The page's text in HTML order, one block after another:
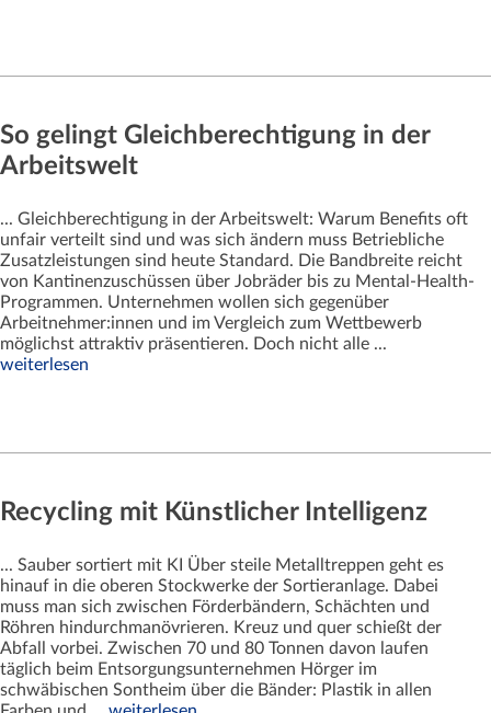
So gelingt Gleichberechtigung in der
Arbeitswelt
... Gleichberechtigung in der Arbeitswelt: Warum Benefits oft
unfair verteilt sind und was sich ändern muss Betriebliche
Zusatzleistungen sind heute Standard. Die Bandbreite reicht
von Kantinenzuschüssen über Jobräder bis zu Mental-Health-
Programmen. Unternehmen wollen sich gegenüber
Arbeitnehmer:innen und im Vergleich zum Wettbewerb
möglichst attraktiv präsentieren. Doch nicht alle ...
weiterlesen
Recycling mit Künstlicher Intelligenz
... Sauber sortiert mit KI Über steile Metalltreppen geht es
hinauf in die oberen Stockwerke der Sortieranlage. Dabei
muss man sich zwischen Förderbändern, Schächten und
Röhren hindurchmanövrieren. Kreuz und quer schießt der
Abfall vorbei. Zwischen 70 und 80 Tonnen davon laufen
täglich beim Entsorgungsunternehmen Hörger im
schwäbischen Sontheim über die Bänder: Plastik in allen